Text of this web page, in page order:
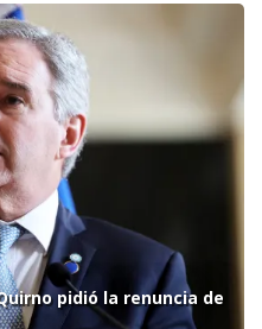
pidió la renuncia de